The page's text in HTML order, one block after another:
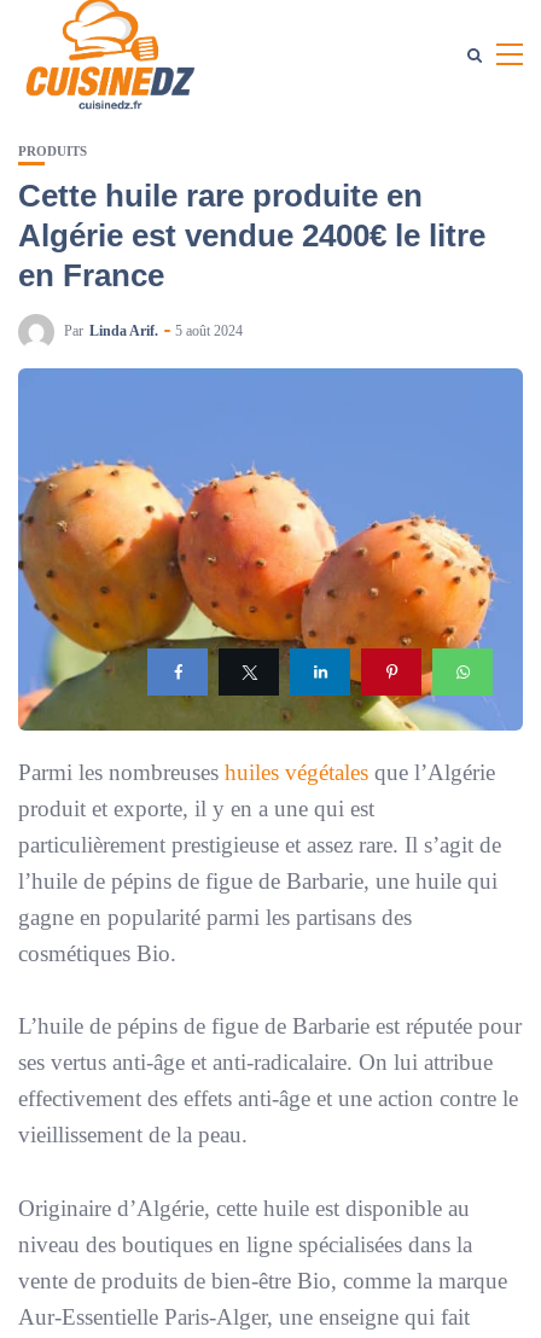
PRODUITS
Cette huile rare produite en
Algérie est vendue 2400€ le litre
en France
Par Linda Arif. 5 août 2024
Parmi les nombreuses huiles végétales que l’Algérie
produit et exporte, il y en a une qui est
particulièrement prestigieuse et assez rare. Il s’agit de
l’huile de pépins de figue de Barbarie, une huile qui
gagne en popularité parmi les partisans des
cosmétiques Bio.
L’huile de pépins de figue de Barbarie est réputée pour
ses vertus anti-âge et anti-radicalaire. On lui attribue
effectivement des effets anti-âge et une action contre le
vieillissement de la peau.
Originaire d’Algérie, cette huile est disponible au
niveau des boutiques en ligne spécialisées dans la
vente de produits de bien-être Bio, comme la marque
Aur-Essentielle Paris-Alger, une enseigne qui fait